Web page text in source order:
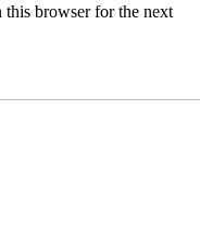
this browser for the next